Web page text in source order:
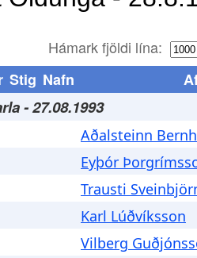
Hámark fjöldi lína:
Stig Nafn
- 27.08.1993
Aðalsteinn
Eyþór
Trausti
Karl Lúðvíksson
Vilberg